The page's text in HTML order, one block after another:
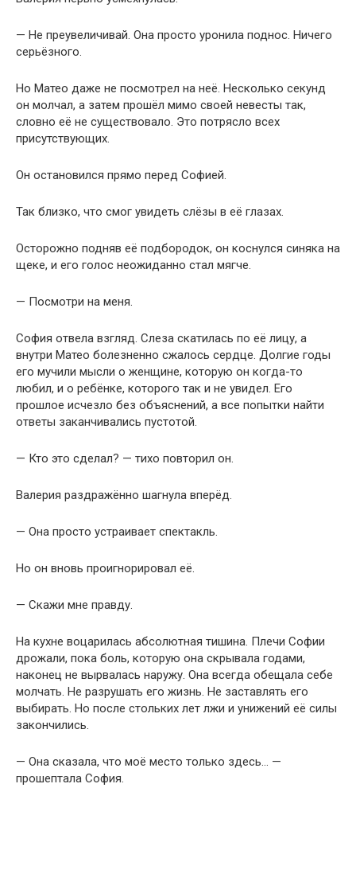
— Не преувеличивай. Она просто уронила поднос. Ничего
серьёзного.
Но Матео даже не посмотрел на неё. Несколько секунд
он молчал, а затем прошёл мимо своей невесты так,
словно её не существовало. Это потрясло всех
присутствующих.
Он остановился прямо перед Софией.
Так близко, что смог увидеть слёзы в её глазах.
Осторожно подняв её подбородок, он коснулся синяка на
щеке, и его голос неожиданно стал мягче.
— Посмотри на меня.
София отвела взгляд. Слеза скатилась по её лицу, а
внутри Матео болезненно сжалось сердце. Долгие годы
его мучили мысли о женщине, которую он когда-то
любил, и о ребёнке, которого так и не увидел. Его
прошлое исчезло без объяснений, а все попытки найти
ответы заканчивались пустотой.
— Кто это сделал? — тихо повторил он.
Валерия раздражённо шагнула вперёд.
— Она просто устраивает спектакль.
Но он вновь проигнорировал её.
— Скажи мне правду.
На кухне воцарилась абсолютная тишина. Плечи Софии
дрожали, пока боль, которую она скрывала годами,
наконец не вырвалась наружу. Она всегда обещала себе
молчать. Не разрушать его жизнь. Не заставлять его
выбирать. Но после стольких лет лжи и унижений её силы
закончились.
— Она сказала, что моё место только здесь… —
прошептала София.